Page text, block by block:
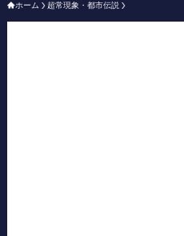
ホーム 超常現象・都市伝説